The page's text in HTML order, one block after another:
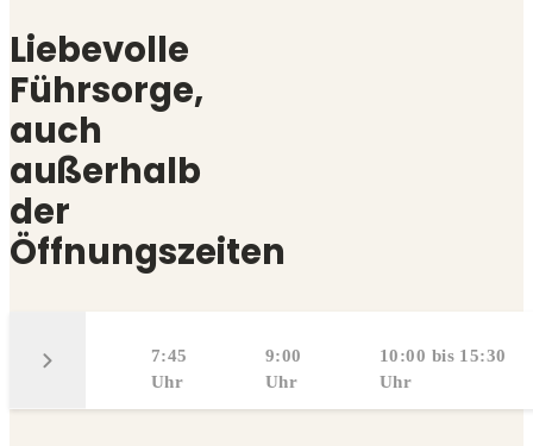
Liebevolle
Führsorge,
auch
außerhalb
der
Öffnungszeiten
7:00
7:45
Uhr
9:00
Uhr
10:00 bis 15:30
Uhr